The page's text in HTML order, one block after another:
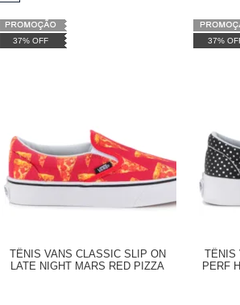
37% OFF
TÊNIS VANS CLASSIC SLIP ON
LATE NIGHT MARS RED PIZZA
37%
TÊNIS
PERF